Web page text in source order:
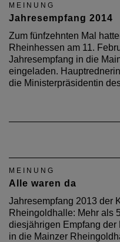
MEINUNG
Jahresempfang 2014
Zum fünfzehnten Mal
Rheinhessen am 11.
Jahresempfang in die
eingeladen.
die Ministerpräsidentin
MEINUNG
Alle waren da
Jahresempfang 2013 der
Rheingoldhalle: Mehr als
diesjährigen Empfang der
in die Mainzer